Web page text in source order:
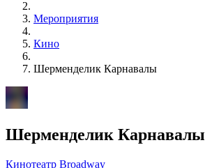
Мероприятия
Кино
Шерменделик Карнавалы
Шерменделик Карнавалы
Кинотеатр Broadway